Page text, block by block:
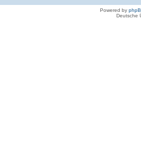
Powered by
Deutsche